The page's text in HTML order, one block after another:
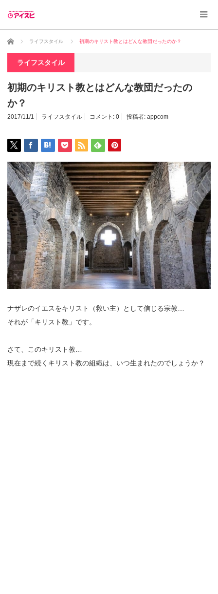
ホーム ライフスタイル 初期のキリスト教とはどんな教団だったのか？
ライフスタイル
初期のキリスト教とはどんな教団だったの
か？
2017/11/1 ライフスタイル コメント: 0 投稿者: appcom
ナザレのイエスをキリスト（救い主）として信じる宗教…
それが「キリスト教」です。
さて、このキリスト教…
現在まで続くキリスト教の組織は、いつ生まれたのでしょうか？